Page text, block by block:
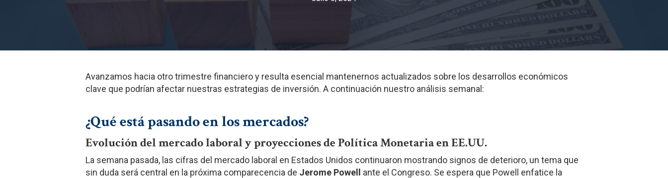
Avanzamos hacia otro trimestre financiero y resulta esencial mantenernos actualizados sobre los desarrollos económicos
clave que podrían afectar nuestras estrategias de inversión. A continuación nuestro análisis semanal:
¿Qué está pasando en los mercados?
Evolución del mercado laboral y proyecciones de Política Monetaria en EE.UU.
La semana pasada, las cifras del mercado laboral en Estados Unidos continuaron mostrando signos de deterioro, un tema que
sin duda será central en la próxima comparecencia de Jerome Powell
ante el Congreso. Se espera que Powell enfatice la